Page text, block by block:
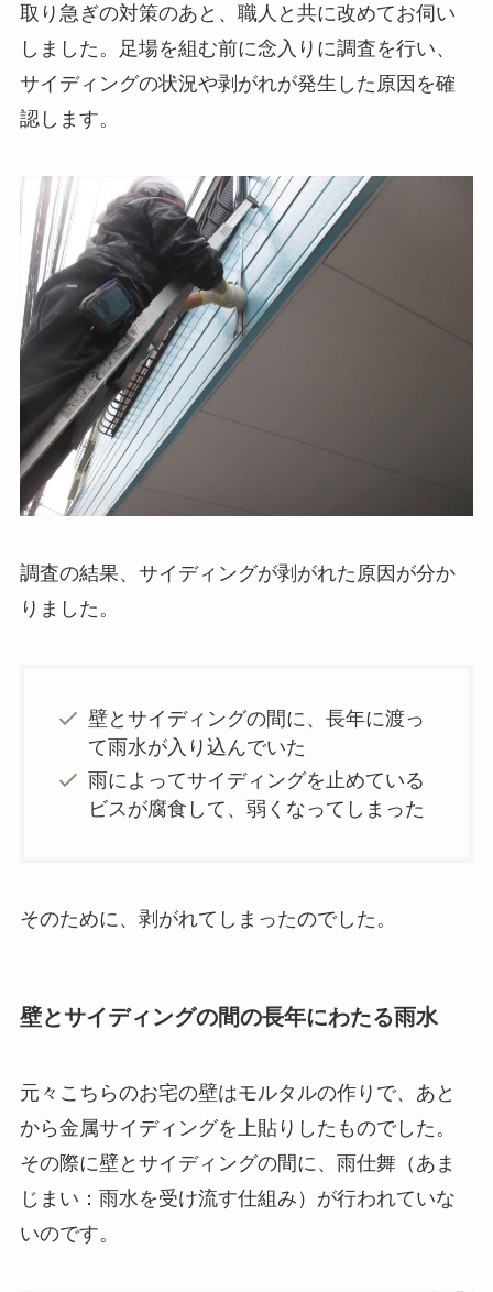
取り急ぎの対策のあと、職人と共に改めてお伺い
しました。足場を組む前に念入りに調査を行い、
サイディングの状況や剥がれが発生した原因を確
認します。
調査の結果、サイディングが剥がれた原因が分か
りました。
壁とサイディングの間に、長年に渡っ
て雨水が入り込んでいた
雨によってサイディングを止めている
ビスが腐食して、弱くなってしまった
そのために、剥がれてしまったのでした。
壁とサイディングの間の長年にわたる雨水
元々こちらのお宅の壁はモルタルの作りで、あと
から金属サイディングを上貼りしたものでした。
その際に壁とサイディングの間に、雨仕舞（あま
じまい：雨水を受け流す仕組み）が行われていな
いのです。